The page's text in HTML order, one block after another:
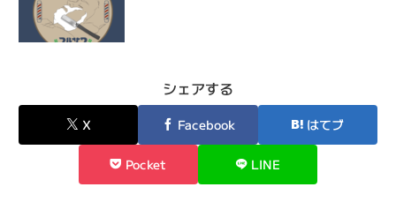
シェアする
X Facebook はてブ
Pocket LINE